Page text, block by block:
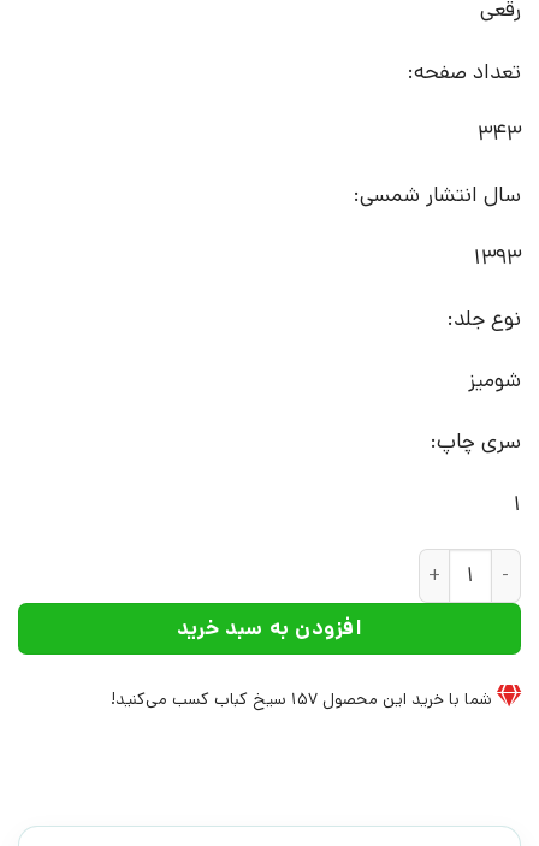
رقعی
تعداد صفحه:
343
سال انتشار شمسی:
1393
نوع جلد:
شومیز
سری چاپ:
1
کتاب قاب عکس | انتشارات افراز عدد
افزودن به سبد خرید
شما با خرید این محصول 157 سیخ کباب کسب می‌کنید!